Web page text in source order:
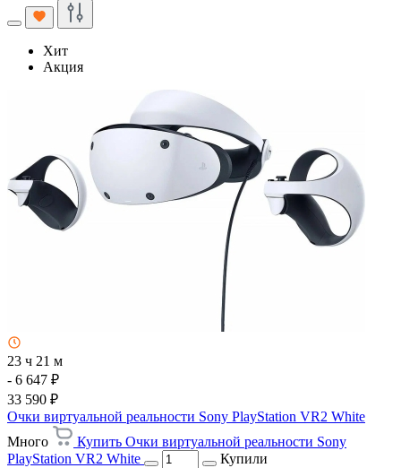
Хит
Акция
23 ч 21 м
- 6 647 ₽
33 590 ₽
Очки виртуальной реальности Sony PlayStation VR2 White
Много
Купить Очки виртуальной реальности Sony
PlayStation VR2 White
Купили